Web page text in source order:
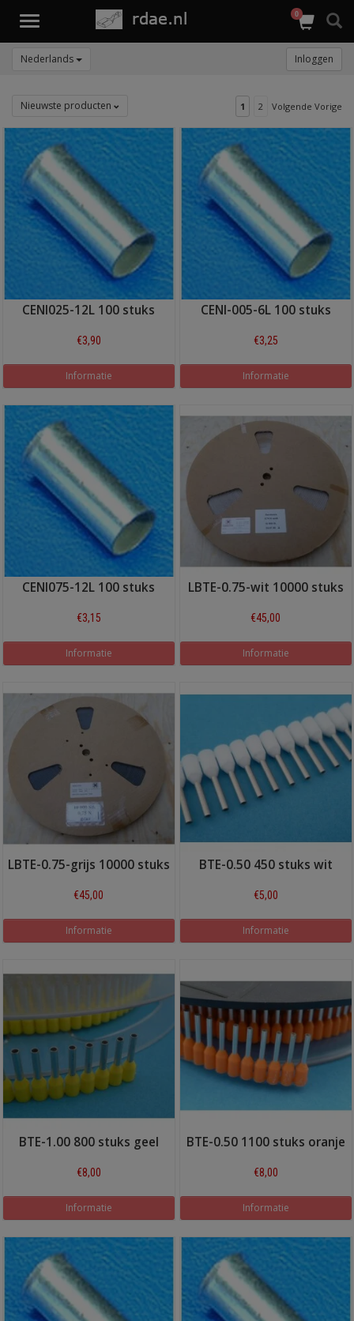
Toggle
0
Nederlands Inloggen
Nieuwste producten 1 2 Volgende Vorige
CENI025-12L 100 stuks
€3,90
Informatie
CENI-005-6L 100 stuks
€3,25
Informatie
CENI075-12L 100 stuks
€3,15
Informatie
LBTE-0.75-wit 10000 stuks
€45,00
Informatie
LBTE-0.75-grijs 10000 stuks
€45,00
Informatie
BTE-0.50 450 stuks wit
€5,00
Informatie
BTE-1.00 800 stuks geel
€8,00
Informatie
BTE-0.50 1100 stuks oranje
€8,00
Informatie